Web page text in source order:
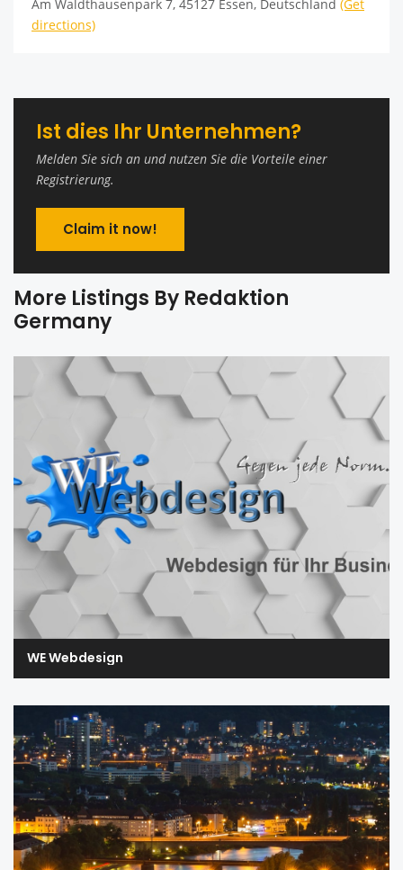
Am Waldthausenpark 7, 45127 Essen, Deutschland (Get
directions)
Ist dies Ihr Unternehmen?
Melden Sie sich an und nutzen Sie die Vorteile einer
Registrierung.
Claim it now!
More Listings By Redaktion
Germany
WE Webdesign